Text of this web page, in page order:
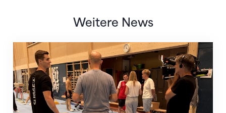
Weitere News
Mit klaren Zielen nach Zagreb